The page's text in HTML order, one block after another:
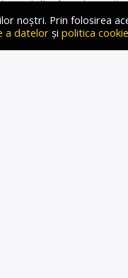
în asistență
noștri. Prin folosirea
a datelorși politica